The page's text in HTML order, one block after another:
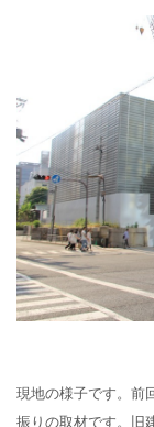
現地の様子です。前
振りの取材です。旧